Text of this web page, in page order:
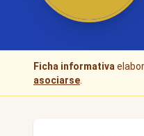
Ficha informativa
asociarse